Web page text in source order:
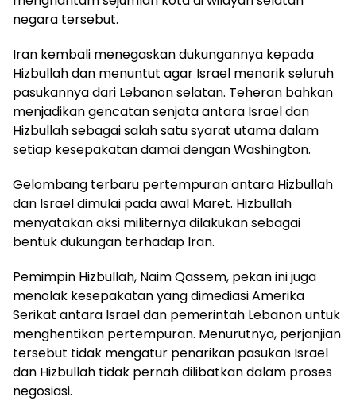
negara tersebut.
Iran kembali menegaskan dukungannya kepada
Hizbullah dan menuntut agar Israel menarik seluruh
pasukannya dari Lebanon selatan. Teheran bahkan
menjadikan gencatan senjata antara Israel dan
Hizbullah sebagai salah satu syarat utama dalam
setiap kesepakatan damai dengan Washington.
Gelombang terbaru pertempuran antara Hizbullah
dan Israel dimulai pada awal Maret. Hizbullah
menyatakan aksi militernya dilakukan sebagai
bentuk dukungan terhadap Iran.
Pemimpin Hizbullah, Naim Qassem, pekan ini juga
menolak kesepakatan yang dimediasi Amerika
Serikat antara Israel dan pemerintah Lebanon untuk
menghentikan pertempuran. Menurutnya, perjanjian
tersebut tidak mengatur penarikan pasukan Israel
dan Hizbullah tidak pernah dilibatkan dalam proses
negosiasi.